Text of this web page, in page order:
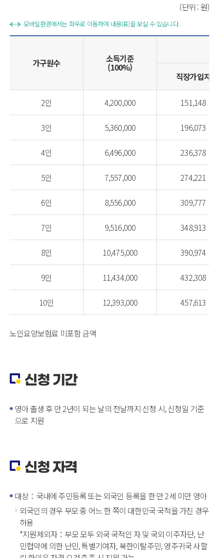
(단위 : 원)
모바일환경에서는 좌우로 이동하여 내용(표)을 보실 수 있습니다.
가구원수 소득기준
(100%)
직장가입자
2인 4,200,000 151,148
3인 5,360,000 196,073
4인 6,496,000 236,378
5인 7,557,000 274,221
6인 8,556,000 309,777
7인 9,516,000 348,913
8인 10,475,000 390,974
9인 11,434,000 432,308
10인 12,393,000 457,613
노인요양보험료 미포함 금액
신청 기간
영아 출생 후 만 2년이 되는 날의 전날까지 신청 시, 신청일 기준
으로 지원
신청 자격
대상：국내에 주민등록 또는 외국인 등록을 한 만 2세 미만 영아
­외국인의 경우 부모 중 어느 한 쪽이 대한민국 국적을 가진 경우
허용
*지원제외자：부모 모두 외국 국적인 자 및 국외 이주자단, 난
민협약에 의한 난민, 특별기여자, 북한이탈주민, 영주귀국 사할